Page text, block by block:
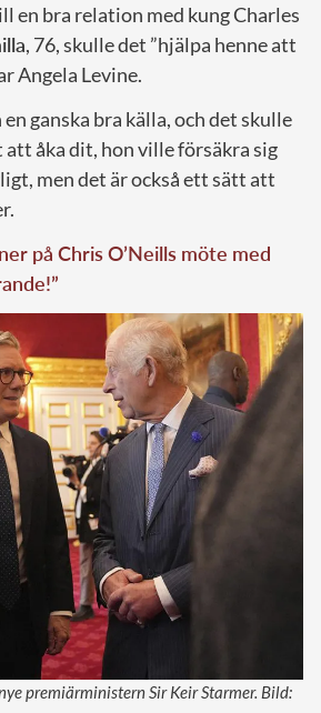
en bra relation med kung Charles
, 76, skulle det ”hjälpa henne att
Angela Levine.
ganska bra källa, och det skulle
att åka dit, hon ville försäkra sig
men det är också ett sätt att
på Chris O’Neills möte med
premiärministern Sir Keir Starmer. Bild: